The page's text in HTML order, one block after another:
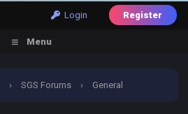
Login Register
Menu
› SGS Forums › General